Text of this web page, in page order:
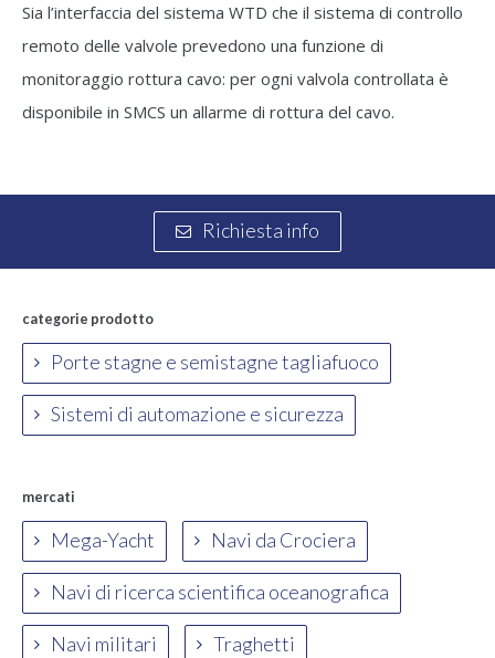
Sia l’interfaccia del sistema WTD che il sistema di controllo
remoto delle valvole prevedono una funzione di
monitoraggio rottura cavo: per ogni valvola controllata è
disponibile in SMCS un allarme di rottura del cavo.
Richiesta info
categorie prodotto
Porte stagne e semistagne tagliafuoco
Sistemi di automazione e sicurezza
mercati
Mega-Yacht Navi da Crociera
Navi di ricerca scientifica oceanografica
Navi militari Traghetti